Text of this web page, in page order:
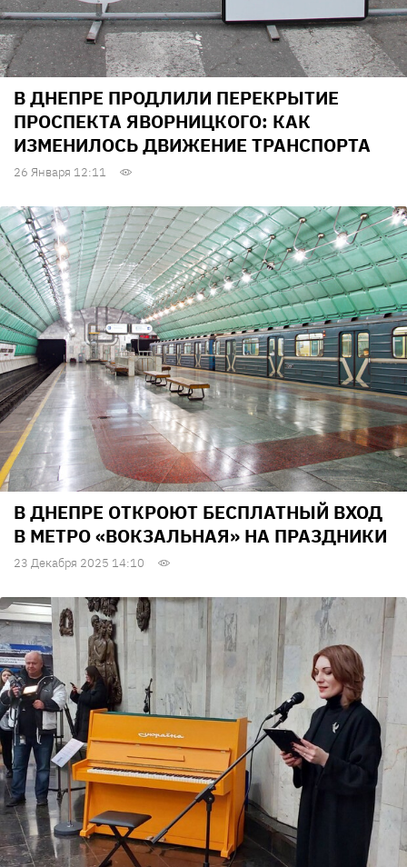
В ДНЕПРЕ ПРОДЛИЛИ ПЕРЕКРЫТИЕ
ПРОСПЕКТА ЯВОРНИЦКОГО: КАК
ИЗМЕНИЛОСЬ ДВИЖЕНИЕ ТРАНСПОРТА
26 Января 12:11
В ДНЕПРЕ ОТКРОЮТ БЕСПЛАТНЫЙ ВХОД
В МЕТРО «ВОКЗАЛЬНАЯ» НА ПРАЗДНИКИ
23 Декабря 2025 14:10